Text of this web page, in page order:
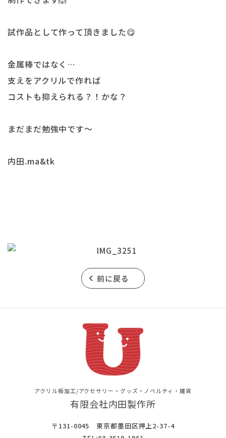
試作品として作って頂きました😋
金属棒ではなく…
支えをアクリルで作れば
コストも抑えられる？！かな？
まだまだ勉強中です〜
内田.ma&tk
前に戻る
アクリル板加工/アクセサリー・グッズ・ノベルティ・雑貨
有限会社内田製作所
〒131-0045 東京都墨田区押上2-37-4